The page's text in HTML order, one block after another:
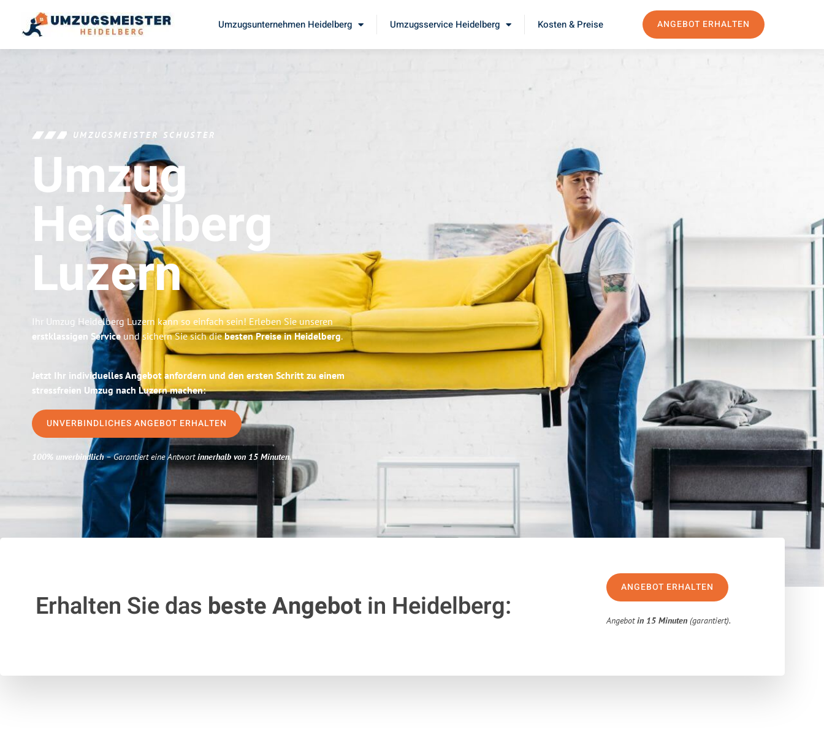
Umzugsunternehmen Heidelberg Umzugsservice Heidelberg Kosten & Preise ANGEBOT ERHALTEN
UMZUGSMEISTER SCHUSTER
Umzug
Heidelberg
Luzern
Ihr Umzug Heidelberg Luzern kann so einfach sein! Erleben Sie unseren
erstklassigen Serviceund sichern Sie sich diebesten Preise in Heidelberg.
Jetzt Ihr individuelles Angebot anfordern und den ersten Schritt zu einem
stressfreien Umzug nach Luzern machen:
UNVERBINDLICHES ANGEBOT ERHALTEN
100% unverbindlich– Garantiert eine Antwortinnerhalb von 15 Minuten.
Erhalten Sie das beste Angebotin Heidelberg:
ANGEBOT ERHALTEN
Angebotin 15 Minuten (garantiert).